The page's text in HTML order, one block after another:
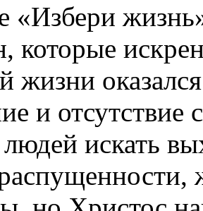
«Избери
которые
жизни
и
искать